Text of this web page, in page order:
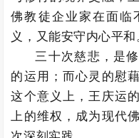
佛教徒企业家在面临
义，又能安守内心平和
三十次慈悲，是
的运用；而心灵的慰
这个意义上，王庆运
上的维权，成为现代